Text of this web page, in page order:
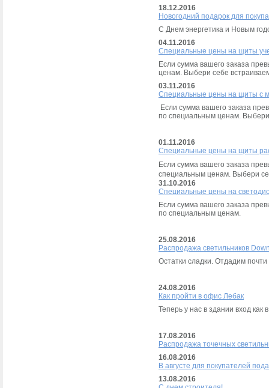
18.12.2016
Новогодний подарок для
С Днем энергетика и Новым
04.11.2016
Специальные цены на щиты
Если сумма вашего заказа
ценам. Выбери себе
03.11.2016
Специальные цены на щиты с
Если сумма вашего заказа
по специальным ценам.
01.11.2016
Специальные цены на щиты
Если сумма вашего заказа
специальным ценам. Выбери
31.10.2016
Специальные цены на
Если сумма вашего заказа
по специальным ценам.
25.08.2016
Распродажа светильников
Остатки сладки. Отдадим
24.08.2016
Как пройти в офис Лебак
Теперь у нас в здании вход
17.08.2016
Распродажа точечных
16.08.2016
В августе для покупателей
13.08.2016